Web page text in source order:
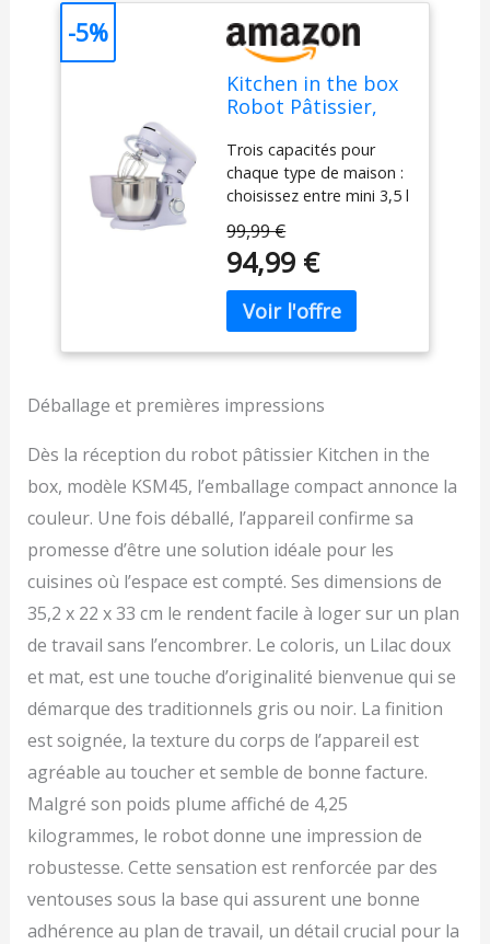
Kitchen in the box
Robot Pâtissier,
Robots de Cuisine,
10 Vitesses
Batteur Electrique
Cuisine, 1300W
Pétrin
Professionnel avec
Fouet, Batteur,
Crochet (Lilac)
Trois capacités pour
chaque type de maison :
choisissez entre mini 3,5 l
ou les débutants, 5 l
pour les familles qui
cuisinent
quotidiennement, ou 2
bols de 4,5 l et 5 l pour
une polyvalence
mixeur pétrisseur
réels. Revêtement
Spécial : Notre robot
pâtissier combine
fonctionnalité, confort et
esthétique. La finition
mate ne se contente pas
d'ajouter une touche
esthétique moderne,
également la prise en
main. Disponible en plus
de dix couleurs, ce pétrin
de boulanger
s'harmonise
parfaitement avec votre
décor de cuisine, tout en
offrant une vue à 360°
attrayante. Compact et
Puissant : Ce batteur sur
socle est de petite taille
mais il contient un
puissant moteur de 1300
99,99 €
94,99 €
-5%
Déballage et premières impressions
Dès la réception du robot pâtissier Kitchen in the
box, modèle KSM45, l’emballage compact annonce la
couleur. Une fois déballé, l’appareil confirme sa
promesse d’être une solution idéale pour les
cuisines où l’espace est compté. Ses dimensions de
35,2 x 22 x 33 cm le rendent facile à loger sur un plan
de travail sans l’encombrer. Le coloris, un Lilac doux
et mat, est une touche d’originalité bienvenue qui se
démarque des traditionnels gris ou noir. La finition
est soignée, la texture du corps de l’appareil est
agréable au toucher et semble de bonne facture.
Malgré son poids plume affiché de 4,25
kilogrammes, le robot donne une impression de
robustesse. Cette sensation est renforcée par des
ventouses sous la base qui assurent une bonne
adhérence au plan de travail, un détail crucial pour la